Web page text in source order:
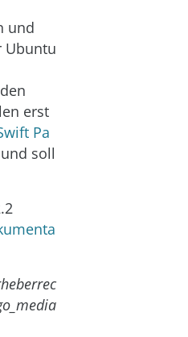
und
Ubuntu
erst
Pa
soll